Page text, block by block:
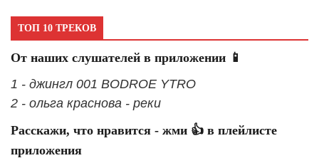
ТОП 10 ТРЕКОВ
От наших слушателей в приложении 📱
1 - джингл 001 BODROE YTRO
2 - ольга краснова - реки
Расскажи, что нравится - жми 👍 в плейлисте
приложения